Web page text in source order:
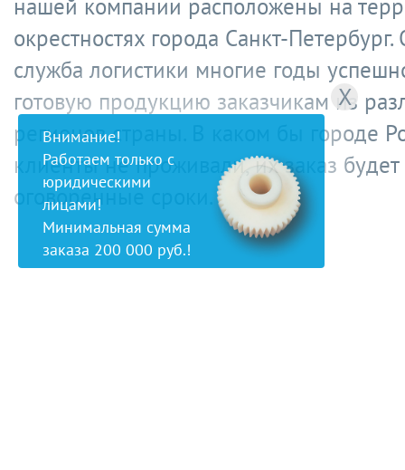
нашей компании расположены на
окрестностях города Санкт-
служба логистики многие годы
готовую продукцию заказчикам из
регионов страны. В каком бы городе
клиенты не проживали, их заказ будет
оговоренные сроки.
X
Внимание!
Работаем только с
юридическими
лицами!
Минимальная сумма
заказа 200 000 руб.!